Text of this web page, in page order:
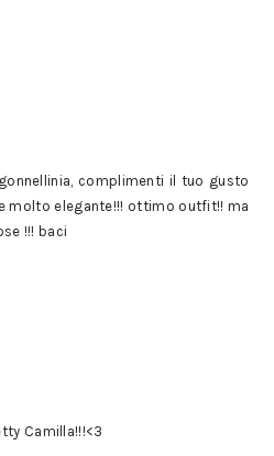
complimenti il tuo gusto
molto elegante!!! ottimo outfit!! ma
!!! baci
Camilla!!!<3